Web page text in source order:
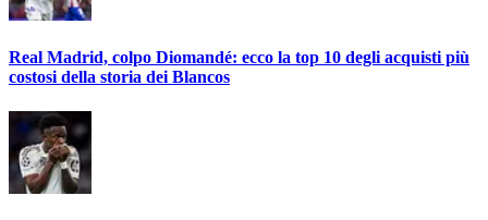
Real Madrid, colpo Diomandé: ecco la top 10 degli acquisti più
costosi della storia dei Blancos